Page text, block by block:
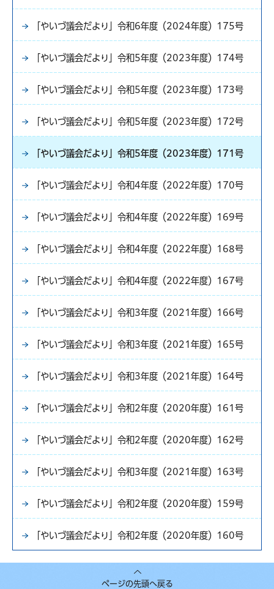
「やいづ議会だより」令和6年度（2024年度）175号
「やいづ議会だより」令和5年度（2023年度）174号
「やいづ議会だより」令和5年度（2023年度）173号
「やいづ議会だより」令和5年度（2023年度）172号
「やいづ議会だより」令和5年度（2023年度）171号
「やいづ議会だより」令和4年度（2022年度）170号
「やいづ議会だより」令和4年度（2022年度）169号
「やいづ議会だより」令和4年度（2022年度）168号
「やいづ議会だより」令和4年度（2022年度）167号
「やいづ議会だより」令和3年度（2021年度）166号
「やいづ議会だより」令和3年度（2021年度）165号
「やいづ議会だより」令和3年度（2021年度）164号
「やいづ議会だより」令和2年度（2020年度）161号
「やいづ議会だより」令和2年度（2020年度）162号
「やいづ議会だより」令和3年度（2021年度）163号
「やいづ議会だより」令和2年度（2020年度）159号
「やいづ議会だより」令和2年度（2020年度）160号
ページの先頭へ戻る